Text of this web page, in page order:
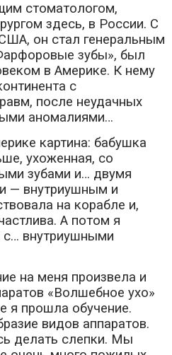
стоматологом,
здесь, в России. С
он стал генеральным
зубы», был
в Америке. К нему
с
после неудачных
аномалиями…
картина: бабушка
ухоженная, со
зубами и… двумя
— внутриушным и
на корабле и,
А потом я
с… внутриушными
на меня произвела и
«Волшебное ухо»
я прошла обучение.
видов аппаратов.
делать слепки. Мы